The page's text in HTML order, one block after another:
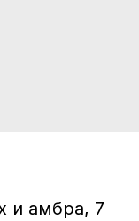
и амбра, 7